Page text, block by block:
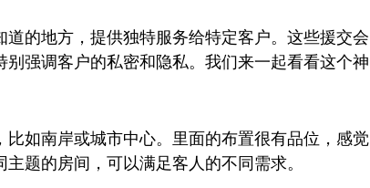
的地方，提供独特服务给特定客户。这些援交会
强调客户的私密和隐私。我们来一起看看这个神
如南岸或城市中心。里面的布置很有品位，感觉
题的房间，可以满足客人的不同需求。